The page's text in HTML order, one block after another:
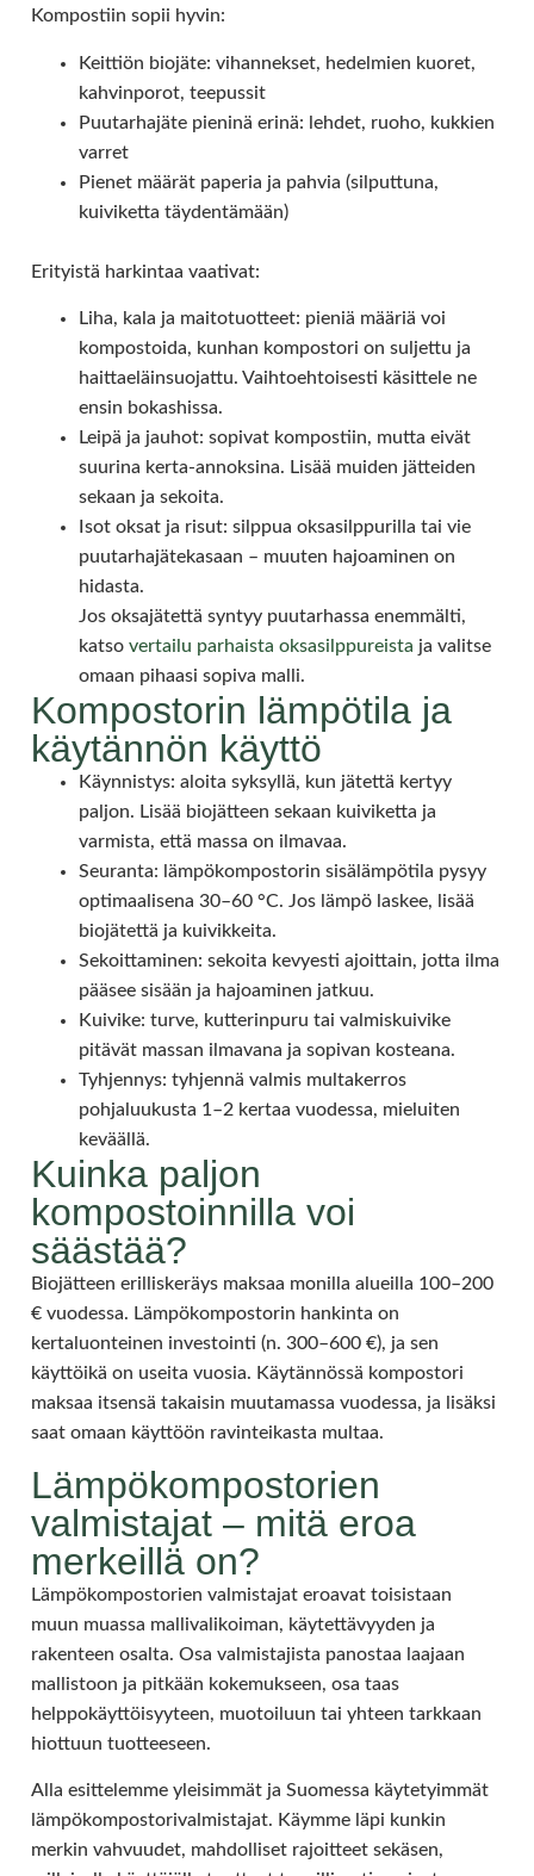
Kompostiin sopii hyvin:
Keittiön biojäte: vihannekset, hedelmien kuoret,
kahvinporot, teepussit
Puutarhajäte pieninä erinä: lehdet, ruoho, kukkien
varret
Pienet määrät paperia ja pahvia (silputtuna,
kuiviketta täydentämään)
Erityistä harkintaa vaativat:
Liha, kala ja maitotuotteet: pieniä määriä voi
kompostoida, kunhan kompostori on suljettu ja
haittaeläinsuojattu. Vaihtoehtoisesti käsittele ne
ensin bokashissa.
Leipä ja jauhot: sopivat kompostiin, mutta eivät
suurina kerta-annoksina. Lisää muiden jätteiden
sekaan ja sekoita.
Isot oksat ja risut: silppua oksasilppurilla tai vie
puutarhajätekasaan – muuten hajoaminen on
hidasta.
Jos oksajätettä syntyy puutarhassa enemmälti,
katso vertailu parhaista oksasilppureista ja valitse
omaan pihaasi sopiva malli.
Kompostorin lämpötila ja
käytännön käyttö
Käynnistys: aloita syksyllä, kun jätettä kertyy
paljon. Lisää biojätteen sekaan kuiviketta ja
varmista, että massa on ilmavaa.
Seuranta: lämpökompostorin sisälämpötila pysyy
optimaalisena 30–60 °C. Jos lämpö laskee, lisää
biojätettä ja kuivikkeita.
Sekoittaminen: sekoita kevyesti ajoittain, jotta ilma
pääsee sisään ja hajoaminen jatkuu.
Kuivike: turve, kutterinpuru tai valmiskuivike
pitävät massan ilmavana ja sopivan kosteana.
Tyhjennys: tyhjennä valmis multakerros
pohjaluukusta 1–2 kertaa vuodessa, mieluiten
keväällä.
Kuinka paljon
kompostoinnilla voi
säästää?
Biojätteen erilliskeräys maksaa monilla alueilla 100–200
€ vuodessa. Lämpökompostorin hankinta on
kertaluonteinen investointi (n. 300–600 €), ja sen
käyttöikä on useita vuosia. Käytännössä kompostori
maksaa itsensä takaisin muutamassa vuodessa, ja lisäksi
saat omaan käyttöön ravinteikasta multaa.
Lämpökompostorien
valmistajat – mitä eroa
merkeillä on?
Lämpökompostorien valmistajat eroavat toisistaan
muun muassa mallivalikoiman, käytettävyyden ja
rakenteen osalta. Osa valmistajista panostaa laajaan
mallistoon ja pitkään kokemukseen, osa taas
helppokäyttöisyyteen, muotoiluun tai yhteen tarkkaan
hiottuun tuotteeseen.
Alla esittelemme yleisimmät ja Suomessa käytetyimmät
lämpökompostorivalmistajat. Käymme läpi kunkin
merkin vahvuudet, mahdolliset rajoitteet sekäsen,